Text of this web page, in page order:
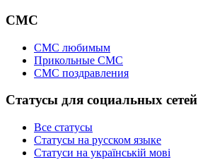
СМС
СМС любимым
Прикольные СМС
СМС поздравления
Статусы для социальных сетей
Все статусы
Статусы на русском языке
Статуси на українській мові